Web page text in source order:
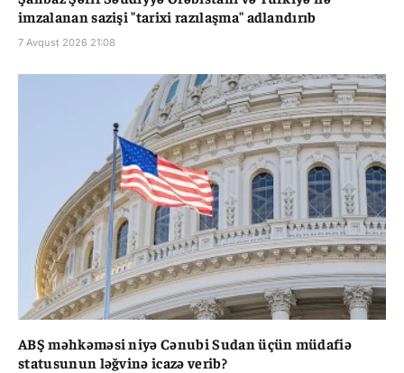
imzalanan sazişi "tarixi razılaşma" adlandırıb
7 Avqust 2026 21:08
ABŞ məhkəməsi niyə Cənubi Sudan üçün müdafiə
statusunun ləğvinə icazə verib?